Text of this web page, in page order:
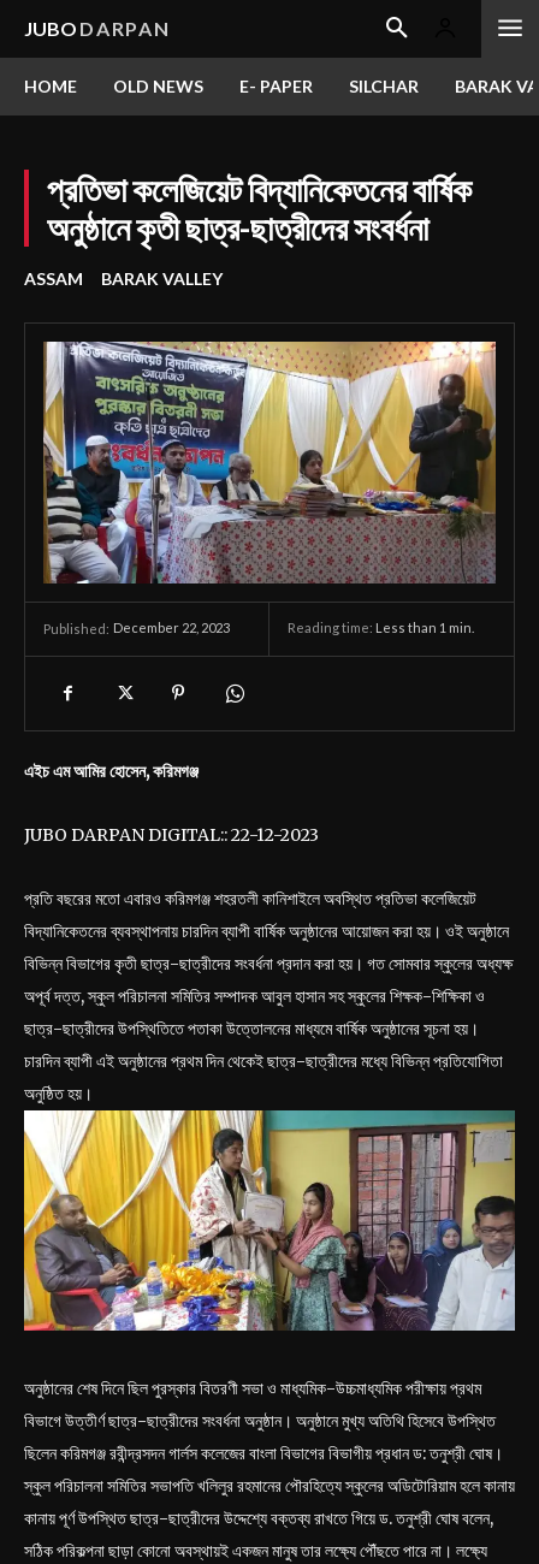
JUBO DARPAN
HOME OLD NEWS E- PAPER SILCHAR BARAK
প্রতিভা কলেজিয়েট বিদ্যানিকেতনের বার্ষিক
অনুষ্ঠানে কৃতী ছাত্র-ছাত্রীদের সংবর্ধনা
ASSAM BARAK VALLEY
Published: December 22, 2023 Reading time: Less than 1 min.
এইচ এম আমির হোসেন, করিমগঞ্জ
JUBO DARPAN DIGITAL:: 22-12-2023
প্রতি বছরের মতো এবারও করিমগঞ্জ শহরতলী কানিশাইলে অবস্থিত প্রতিভা কলেজিয়েট
বিদ্যানিকেতনের ব্যবস্থাপনায় চারদিন ব্যাপী বার্ষিক অনুষ্ঠানের আয়োজন করা হয়। ওই অনুষ্ঠানে
বিভিন্ন বিভাগের কৃতী ছাত্র-ছাত্রীদের সংবর্ধনা প্রদান করা হয়। গত সোমবার স্কুলের অধ্যক্ষ
অপূর্ব দত্ত, স্কুল পরিচালনা সমিতির সম্পাদক আবুল হাসান সহ স্কুলের শিক্ষক-শিক্ষিকা ও
ছাত্র-ছাত্রীদের উপস্থিতিতে পতাকা উত্তোলনের মাধ্যমে বার্ষিক অনুষ্ঠানের সূচনা হয়।
চারদিন ব্যাপী এই অনুষ্ঠানের প্রথম দিন থেকেই ছাত্র-ছাত্রীদের মধ্যে বিভিন্ন প্রতিযোগিতা
অনুষ্ঠিত হয়।
অনুষ্ঠানের শেষ দিনে ছিল পুরস্কার বিতরণী সভা ও মাধ্যমিক-উচ্চমাধ্যমিক পরীক্ষায় প্রথম
বিভাগে উত্তীর্ণ ছাত্র-ছাত্রীদের সংবর্ধনা অনুষ্ঠান। অনুষ্ঠানে মুখ্য অতিথি হিসেবে উপস্থিত
ছিলেন করিমগঞ্জ রবীন্দ্রসদন গার্লস কলেজের বাংলা বিভাগের বিভাগীয় প্রধান ড: তনুশ্রী ঘোষ।
স্কুল পরিচালনা সমিতির সভাপতি খলিলুর রহমানের পৌরহিত্যে স্কুলের অডিটোরিয়াম হলে কানায়
কানায় পূর্ণ উপস্থিত ছাত্র-ছাত্রীদের উদ্দেশ্যে বক্তব্য রাখতে গিয়ে ড. তনুশ্রী ঘোষ বলেন,
সঠিক পরিকল্পনা ছাড়া কোনো অবস্থায়ই একজন মানুষ তার লক্ষ্যে পৌঁছতে পারে না। লক্ষ্যে